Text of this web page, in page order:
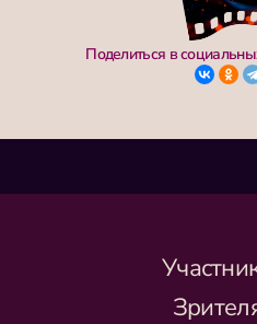
Поделиться в